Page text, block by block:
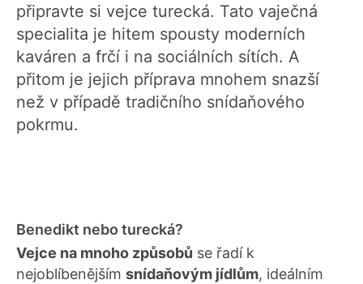
připravte si vejce turecká. Tato vaječná
specialita je hitem spousty moderních
kaváren a frčí i na sociálních sítích. A
přitom je jejich příprava mnohem snazší
než v případě tradičního snídaňového
pokrmu.
Benedikt nebo turecká?
Vejce na mnoho způsobů se řadí k
nejoblíbenějším snídaňovým jídlům, ideálním